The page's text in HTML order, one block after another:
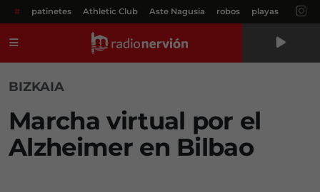
# patinetes Athletic Club Aste Nagusia robos playas
BIZKAIA
Marcha virtual por el
Alzheimer en Bilbao